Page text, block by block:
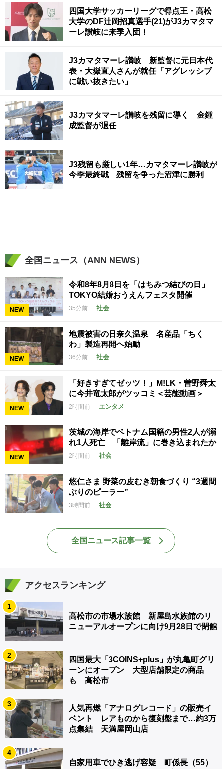
四国大学サッカーリーグで得点王・高松
大学のDF辻岡招真選手(21)がJ3カマタマ
ーレ讃岐に来季入団！
J3カマタマーレ讃岐 新監督に元日本代
表・大嶽直人さんが就任「アグレッシブ
に戦い抜きたい」
J3カマタマーレ讃岐を残留に導く 金鍾
成監督が退任
J3残留も厳しい1年…カマタマーレ讃岐が
今季最終戦 残留を争った沼津に勝利
全国ニュース（ANN NEWS）
NEW
令和8年8月8日を「はちみつ結びの日」
TOKYO結婚おうえんフェスタ開催
35分前 社会
NEW
地震被害の日奈久温泉 名産品「ちく
わ」製造再開へ始動
36分前 社会
NEW
「好きすぎてゼッツ！」M!LK・曽野舜太
に今井竜太郎がツッコミ＜芸能動画＞
2時間前 エンタメ
NEW
茨城の海岸でベトナム国籍の男性2人が溺
れ1人死亡 「離岸流」に巻き込まれたか
2時間前 社会
悠仁さま 野菜の皮むき朝食づくり “3週間
ぶりのピーラー”
3時間前 社会
全国ニュース記事一覧
アクセスランキング
1
高松市の市場水族館 新屋島水族館のリ
ニューアルオープンに向け9月28日で閉館
2
四国最大「3COINS+plus」が丸亀町グリ
ーンにオープン 大型店舗限定の商品
も 高松市
3
人気再燃「アナログレコード」の販売イ
ベント レアものから復刻盤まで…約3万
点集結 天満屋岡山店
4
自家用車でひき逃げ容疑 町係長（55）